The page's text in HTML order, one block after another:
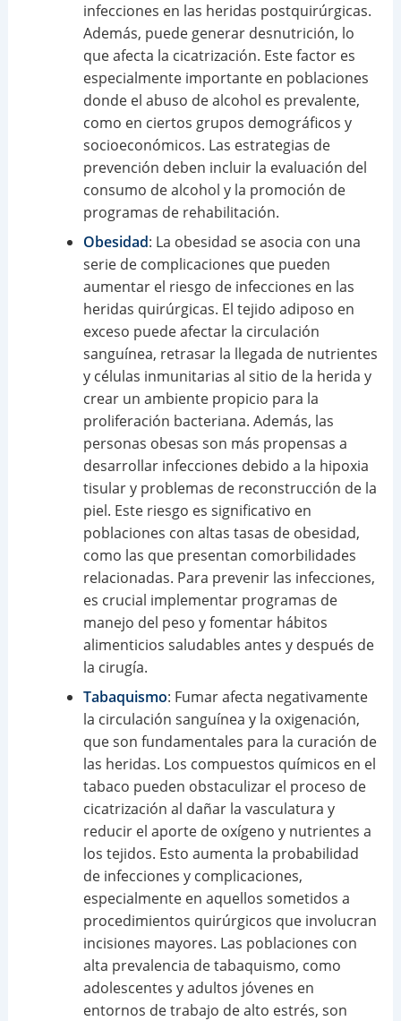
infecciones en las heridas postquirúrgicas.
Además, puede generar desnutrición, lo
que afecta la cicatrización. Este factor es
especialmente importante en poblaciones
donde el abuso de alcohol es prevalente,
como en ciertos grupos demográficos y
socioeconómicos. Las estrategias de
prevención deben incluir la evaluación del
consumo de alcohol y la promoción de
programas de rehabilitación.
Obesidad: La obesidad se asocia con una
serie de complicaciones que pueden
aumentar el riesgo de infecciones en las
heridas quirúrgicas. El tejido adiposo en
exceso puede afectar la circulación
sanguínea, retrasar la llegada de nutrientes
y células inmunitarias al sitio de la herida y
crear un ambiente propicio para la
proliferación bacteriana. Además, las
personas obesas son más propensas a
desarrollar infecciones debido a la hipoxia
tisular y problemas de reconstrucción de la
piel. Este riesgo es significativo en
poblaciones con altas tasas de obesidad,
como las que presentan comorbilidades
relacionadas. Para prevenir las infecciones,
es crucial implementar programas de
manejo del peso y fomentar hábitos
alimenticios saludables antes y después de
la cirugía.
Tabaquismo: Fumar afecta negativamente
la circulación sanguínea y la oxigenación,
que son fundamentales para la curación de
las heridas. Los compuestos químicos en el
tabaco pueden obstaculizar el proceso de
cicatrización al dañar la vasculatura y
reducir el aporte de oxígeno y nutrientes a
los tejidos. Esto aumenta la probabilidad
de infecciones y complicaciones,
especialmente en aquellos sometidos a
procedimientos quirúrgicos que involucran
incisiones mayores. Las poblaciones con
alta prevalencia de tabaquismo, como
adolescentes y adultos jóvenes en
entornos de trabajo de alto estrés, son